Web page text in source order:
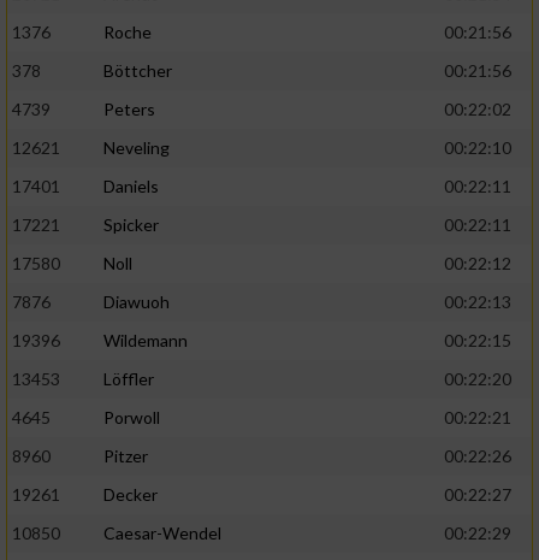
1376
Roche
00:21:56
378
Böttcher
00:21:56
4739
Peters
00:22:02
12621
Neveling
00:22:10
17401
Daniels
00:22:11
17221
Spicker
00:22:11
17580
Noll
00:22:12
7876
Diawuoh
00:22:13
19396
Wildemann
00:22:15
13453
Löffler
00:22:20
4645
Porwoll
00:22:21
8960
Pitzer
00:22:26
19261
Decker
00:22:27
10850
Caesar-Wendel
00:22:29